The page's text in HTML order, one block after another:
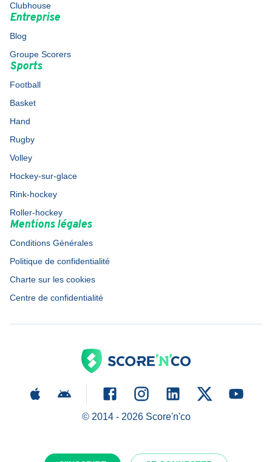
Clubhouse
Entreprise
Blog
Groupe Scorers
Sports
Football
Basket
Hand
Rugby
Volley
Hockey-sur-glace
Rink-hockey
Roller-hockey
Mentions légales
Conditions Générales
Politique de confidentialité
Charte sur les cookies
Centre de confidentialité
© 2014 - 2026Score'n'co